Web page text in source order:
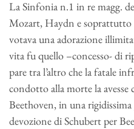
La Sinfonia n.1 in re magg.
Mozart, Haydn e soprattutto
votava una adorazione
vita fu quello –concesso- di
pare tra l’altro che la fatale
condotto alla morte la
Beethoven, in una
devozione di Schubert per